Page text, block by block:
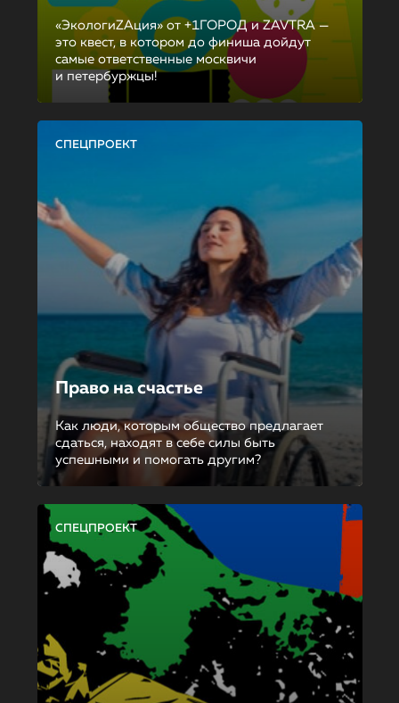
«ЭкологиZAция» от +1ГОРОД и ZAVTRA —
это квест, в котором до финиша дойдут
самые ответственные москвичи
и петербуржцы!
СПЕЦПРОЕКТ
Право на счастье
Как люди, которым общество предлагает
сдаться, находят в себе силы быть
успешными и помогать другим?
СПЕЦПРОЕКТ